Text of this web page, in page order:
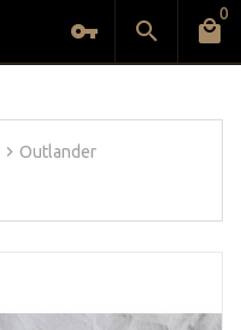
0
Outlander